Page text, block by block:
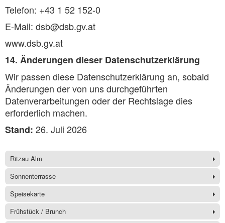
Telefon: +43 1 52 152-0
E-Mail: dsb@dsb.gv.at
www.dsb.gv.at
14. Änderungen dieser Datenschutzerklärung
Wir passen diese Datenschutzerklärung an, sobald
Änderungen der von uns durchgeführten
Datenverarbeitungen oder der Rechtslage dies
erforderlich machen.
Stand: 26. Juli 2026
Ritzau Alm
Sonnenterrasse
Speisekarte
Frühstück / Brunch